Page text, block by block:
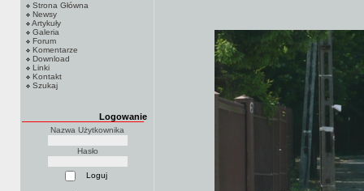
Strona Główna
Newsy
Artykuły
Galeria
Forum
Komentarze
Download
Linki
Kontakt
Szukaj
Logowanie
Nazwa Użytkownika
Hasło